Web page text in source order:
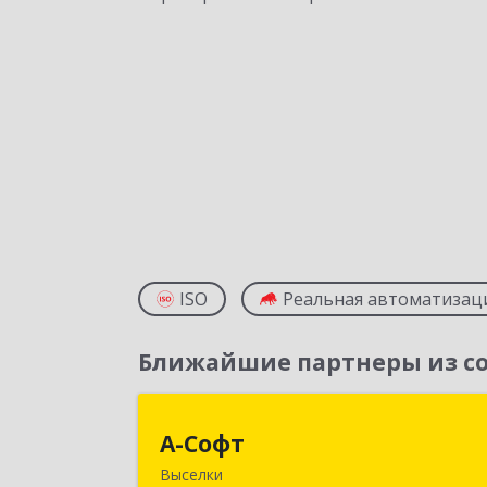
ISO Реальная
Ближайшие партнеры из
А-Софт
Выселки